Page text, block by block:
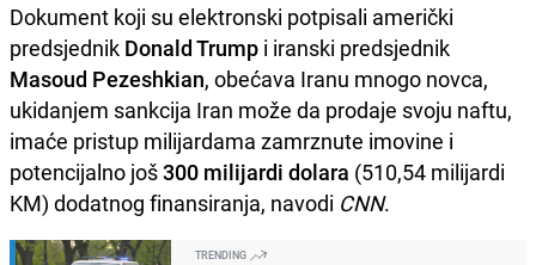
Dokument koji su elektronski potpisali američki
predsjednik Donald Trump i iranski predsjednik
Masoud Pezeshkian, obećava Iranu mnogo novca,
ukidanjem sankcija Iran može da prodaje svoju naftu,
imaće pristup milijardama zamrznute imovine i
potencijalno još300 milijardi dolara (510,54 milijardi
KM) dodatnog finansiranja, navodi CNN.
TRENDING